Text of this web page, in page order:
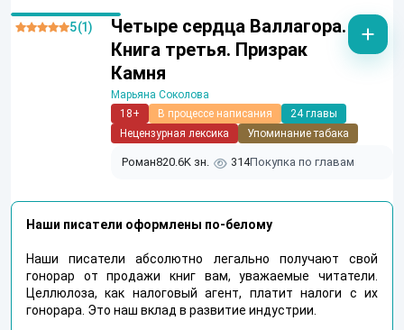
Четыре сердца Валлагора.
Книга третья. Призрак
Камня
Марьяна Соколова
18+
В процессе написания
24 главы
Нецензурная лексика
Упоминание табака
Роман820.6K зн. 314Покупка по главам
5 (1)
Наши писатели оформлены по-белому
Наши писатели абсолютно легально получают свой
гонорар от продажи книг вам, уважаемые читатели.
Целлюлоза, как налоговый агент, платит налоги с их
гонорара. Это наш вклад в развитие индустрии.